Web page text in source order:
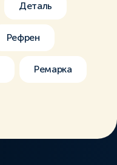
Деталь
Рефрен
Ремарка